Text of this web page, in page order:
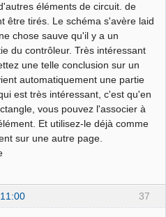
éléments de circuit. de
être tirés. Le schéma s'avère laid
chose sauve qu'il y a un
du contrôleur. Très intéressant
une telle conclusion sur un
automatiquement une partie
est très intéressant, c'est qu'en
vous pouvez l'associer à
Et utilisez-le déjà comme
sur une autre page.
37